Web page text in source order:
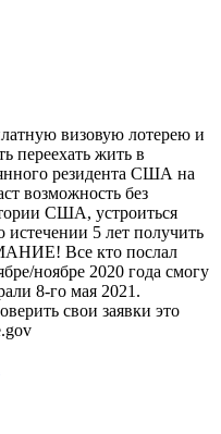
визовую лотерею и
переехать жить в
резидента США на
возможность без
США, устроиться
5 лет получить
Все кто послал
ноябре 2020 года смогу
8-го мая 2021.
свои заявки это